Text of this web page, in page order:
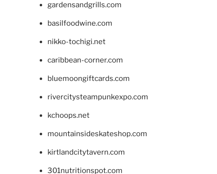
gardensandgrills.com
basilfoodwine.com
nikko-tochigi.net
caribbean-corner.com
bluemoongiftcards.com
rivercitysteampunkexpo.com
kchoops.net
mountainsideskateshop.com
kirtlandcitytavern.com
301nutritionspot.com